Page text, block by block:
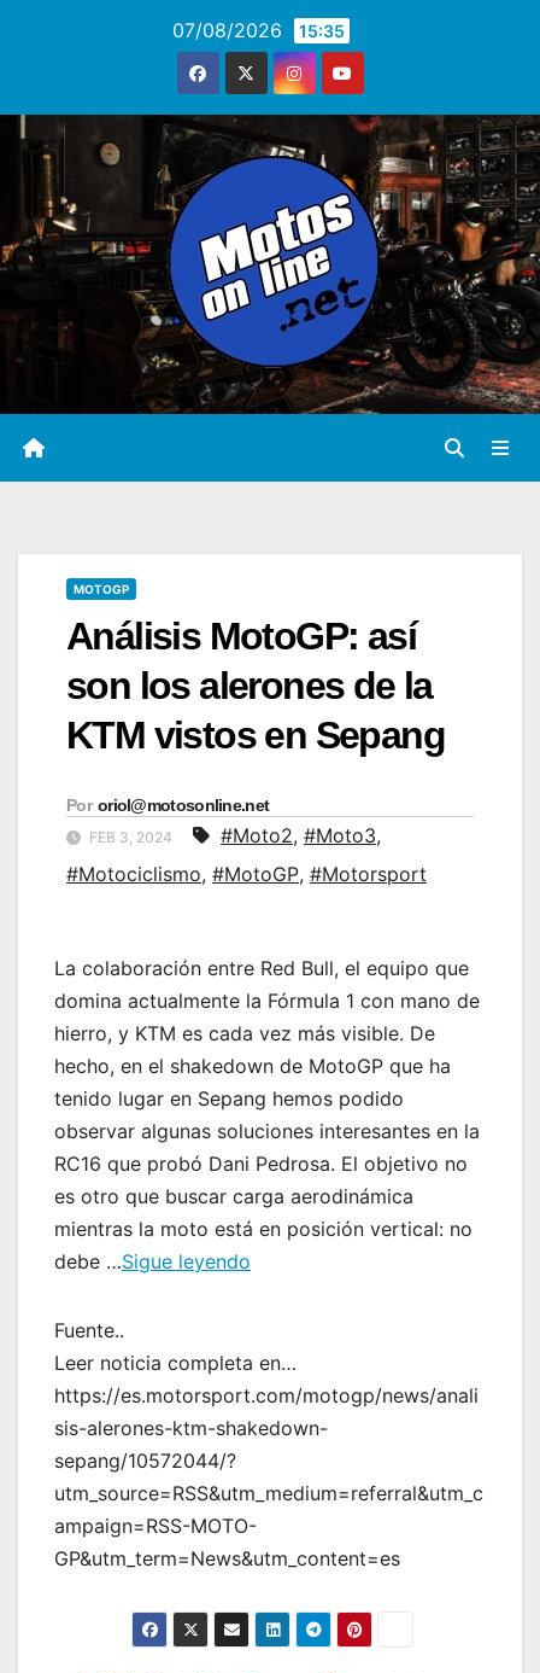
07/08/2026 15:35
MOTOGP
Análisis MotoGP: así
son los alerones de la
KTM vistos en Sepang
Por oriol@motosonline.net
FEB 3, 2024 #Moto2, #Moto3,
#Motociclismo, #MotoGP, #Motorsport
La colaboración entre Red Bull, el equipo que
domina actualmente la Fórmula 1 con mano de
hierro, y KTM es cada vez más visible. De
hecho, en el shakedown de MotoGP que ha
tenido lugar en Sepang hemos podido
observar algunas soluciones interesantes en la
RC16 que probó Dani Pedrosa. El objetivo no
es otro que buscar carga aerodinámica
mientras la moto está en posición vertical: no
debe …Sigue leyendo
Fuente..
Leer noticia completa en…
https://es.motorsport.com/motogp/news/anali
sis-alerones-ktm-shakedown-
sepang/10572044/?
utm_source=RSS&utm_medium=referral&utm_c
ampaign=RSS-MOTO-
GP&utm_term=News&utm_content=es